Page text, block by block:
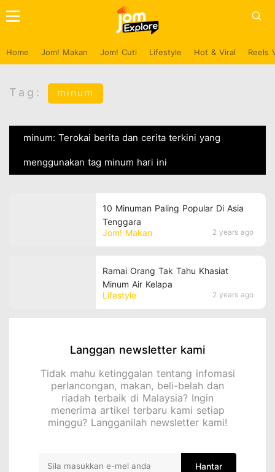
Home Jom! Makan Jom! Cuti Lifestyle Hot & Viral Reels
Tag: minum
minum: Terokai berita dan cerita terkini yang
menggunakan tag minum hari ini
Jom! Makan 2 years ago
10 Minuman Paling Popular Di Asia
Tenggara
Lifestyle 2 years ago
Ramai Orang Tak Tahu Khasiat
Minum Air Kelapa
Langgan newsletter kami
Tidak mahu ketinggalan tentang infomasi
perlancongan, makan, beli-belah dan
riadah terbaik di Malaysia? Ingin
menerima artikel terbaru kami setiap
minggu? Langganilah newsletter kami!
Hantar